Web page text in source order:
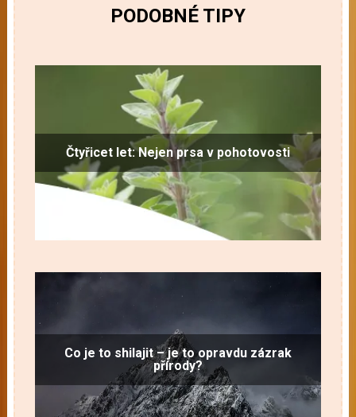
PODOBNÉ TIPY
Čtyřicet let: Nejen prsa v pohotovosti
Co je to shilajit – je to opravdu zázrak
přírody?